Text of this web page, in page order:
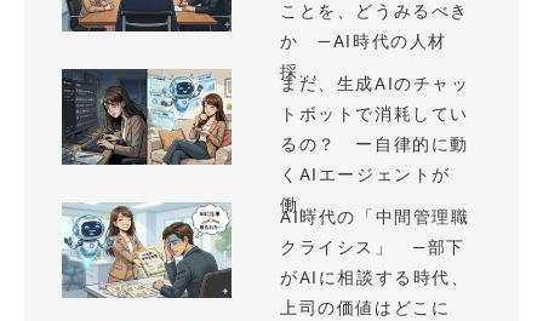
ことを、どうみるべき
か —AI時代の人材
採...
まだ、生成AIのチャッ
トボットで消耗してい
るの？ ー自律的に動
くAIエージェントが
働...
AI時代の「中間管理職
クライシス」 —部下
がAIに相談する時代、
上司の価値はどこに